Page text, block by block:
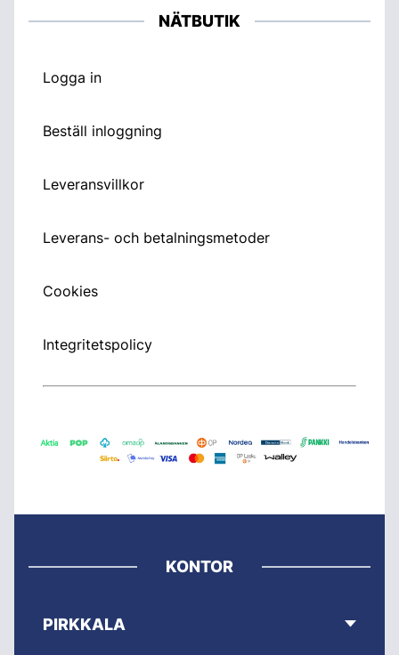
NÄTBUTIK
Logga in
Beställ inloggning
Leveransvillkor
Leverans- och betalningsmetoder
Cookies
Integritetspolicy
KONTOR
PIRKKALA